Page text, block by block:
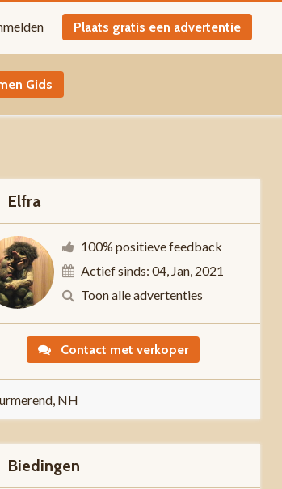
Plaats gratis een advertentie
Gids
Elfra
100% positieve feedback
Actief sinds: 04, Jan, 2021
Toon alle advertenties
Contact met verkoper
NH
Biedingen